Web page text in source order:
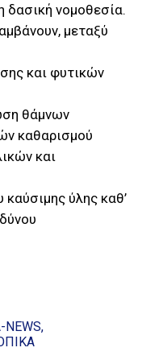
δασική νομοθεσία.
μεταξύ
και φυτικών
θάμνων
καθαρισμού
και
ύλης καθ’